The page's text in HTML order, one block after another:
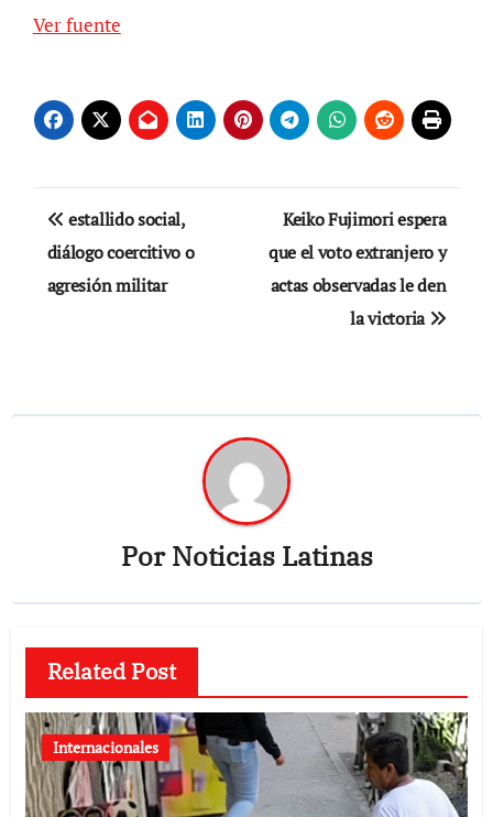
Ver fuente
Navegación
de
entradas
estallido social,
diálogo coercitivo o
agresión militar
Keiko Fujimori espera
que el voto extranjero y
actas observadas le den
la victoria
PorNoticias Latinas
Related Post
Internacionales